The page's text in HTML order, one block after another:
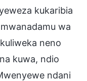
kukaribia
wa
neno
kuwa, ndio
ndani